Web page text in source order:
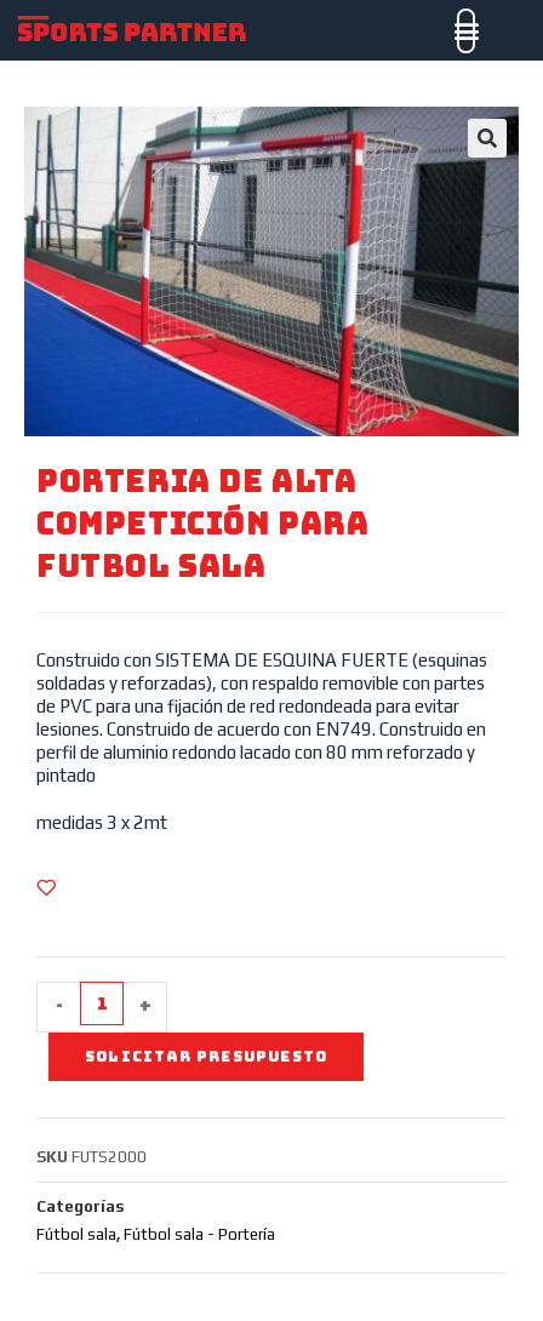
PORTERIA DE ALTA
COMPETICIÓN PARA
FUTBOL SALA
Construido con SISTEMA DE ESQUINA FUERTE (esquinas
soldadas y reforzadas), con respaldo removible con partes
de PVC para una fijación de red redondeada para evitar
lesiones. Construido de acuerdo con EN749. Construido en
perfil de aluminio redondo lacado con 80 mm reforzado y
pintado
medidas 3 x 2mt
- +
SOLICITAR PRESUPUESTO
SKU FUTS2000
Categorías
Fútbol sala, Fútbol sala - Portería